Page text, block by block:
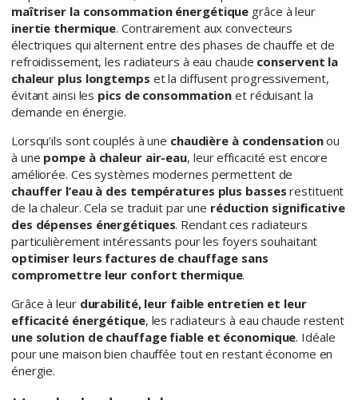
maîtriser la consommation énergétique grâce à leur
inertie thermique. Contrairement aux convecteurs
électriques qui alternent entre des phases de chauffe et de
refroidissement, les radiateurs à eau chaude conservent la
chaleur plus longtemps et la diffusent progressivement,
évitant ainsi les pics de consommation et réduisant la
demande en énergie.
Lorsqu’ils sont couplés à une chaudière à condensationou
à une pompe à chaleur air-eau, leur efficacité est encore
améliorée. Ces systèmes modernes permettent de
chauffer l’eau à des températures plus basses restituent
de la chaleur. Cela se traduit par une réduction significative
des dépenses énergétiques. Rendant ces radiateurs
particulièrement intéressants pour les foyers souhaitant
optimiser leurs factures de chauffage sans
compromettre leur confort thermique.
Grâce à leur durabilité, leur faible entretien et leur
efficacité énergétique, les radiateurs à eau chaude restent
une solution de chauffage fiable et économique. Idéale
pour une maison bien chauffée tout en restant économe en
énergie.